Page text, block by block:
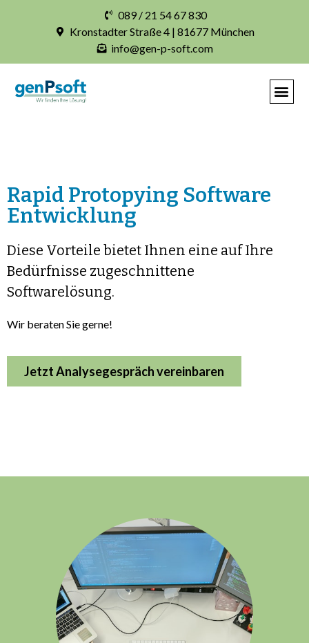
089 / 21 54 67 830
Kronstadter Straße 4 | 81677 München
info@gen-p-soft.com
Rapid Protopying Software
Entwicklung
Diese Vorteile bietet Ihnen eine auf Ihre
Bedürfnisse zugeschnittene
Softwarelösung.
Wir beraten Sie gerne!
Jetzt Analysegespräch vereinbaren